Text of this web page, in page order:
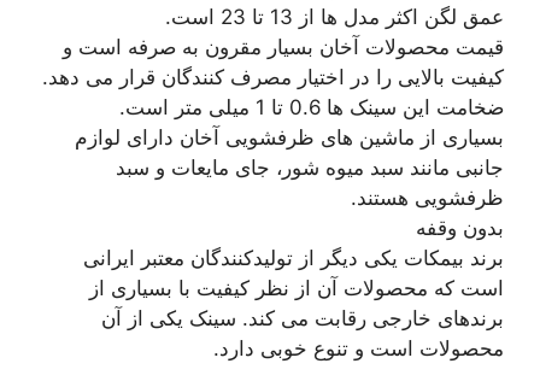
عمق لگن اکثر مدل ها از 13 تا 23 است.
قیمت محصولات آخان بسیار مقرون به صرفه است و
کیفیت بالایی را در اختیار مصرف کنندگان قرار می دهد.
ضخامت این سینک ها 0.6 تا 1 میلی متر است.
بسیاری از ماشین های ظرفشویی آخان دارای لوازم
جانبی مانند سبد میوه شور، جای مایعات و سبد
ظرفشویی هستند.
بدون وقفه
برند بیمکات یکی دیگر از تولیدکنندگان معتبر ایرانی
است که محصولات آن از نظر کیفیت با بسیاری از
برندهای خارجی رقابت می کند. سینک یکی از آن
محصولات است و تنوع خوبی دارد.